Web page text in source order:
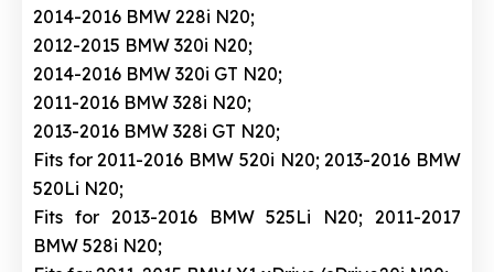
2014-2016 BMW 228i N20;
2012-2015 BMW 320i N20;
2014-2016 BMW 320i GT N20;
2011-2016 BMW 328i N20;
2013-2016 BMW 328i GT N20;
Fits for 2011-2016 BMW 520i N20; 2013-2016 BMW
520Li N20;
Fits for 2013-2016 BMW 525Li N20; 2011-2017
BMW 528i N20;